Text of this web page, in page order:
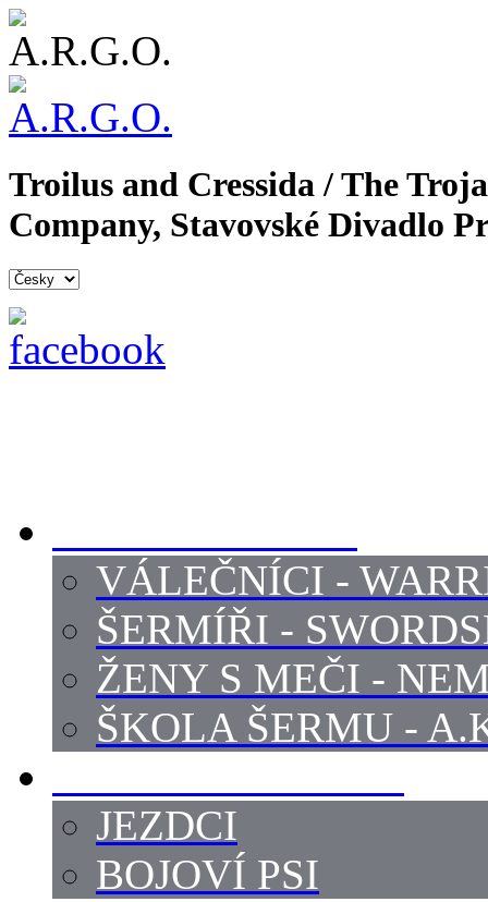
Troilus and Cressida / The
Company, Stavovské Divadlo
VÁLEČNÍCI -
ŠERMÍŘI -
ŽENY S MEČI -
ŠKOLA ŠERMU -
JEZDCI
BOJOVÍ PSI